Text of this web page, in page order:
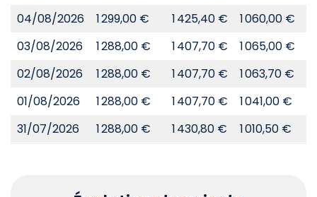
04/08/2026
1 299,00 € 1 425,40 € 1 060,00 €
03/08/2026
1 288,00 € 1 407,70 € 1 065,00 €
02/08/2026
1 288,00 € 1 407,70 € 1 063,70 €
01/08/2026
1 288,00 € 1 407,70 € 1 041,00 €
31/07/2026
1 288,00 € 1 430,80 € 1 010,50 €